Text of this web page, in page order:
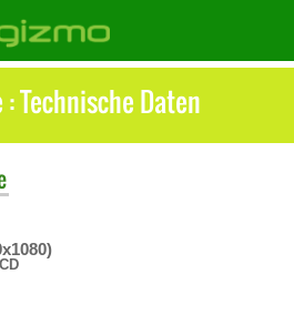
Technische Daten